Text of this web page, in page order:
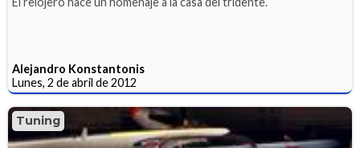
Alejandro Konstantonis
Lunes, 2 de abril de 2012
Tuning